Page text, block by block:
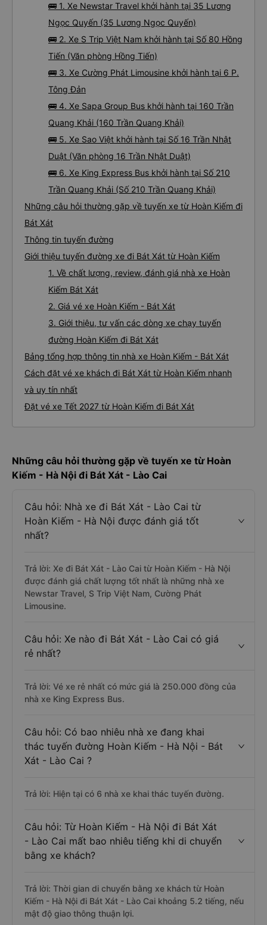
🚌 1. Xe Newstar Travel khởi hành tại 35 Lương
Ngọc Quyến (35 Lương Ngọc Quyến)
🚌 2. Xe S Trip Việt Nam khởi hành tại Số 80 Hồng
Tiến (Văn phòng Hồng Tiến)
🚌 3. Xe Cường Phát Limousine khởi hành tại 6 P.
Tông Đản
🚌 4. Xe Sapa Group Bus khởi hành tại 160 Trần
Quang Khải (160 Trần Quang Khải)
🚌 5. Xe Sao Việt khởi hành tại Số 16 Trần Nhật
Duật (Văn phòng 16 Trần Nhật Duật)
🚌 6. Xe King Express Bus khởi hành tại Số 210
Trần Quang Khải (Số 210 Trần Quang Khải)
Những câu hỏi thường gặp về tuyến xe từ Hoàn Kiếm đi
Bát Xát
Thông tin tuyến đường
Giới thiệu tuyến đường xe đi Bát Xát từ Hoàn Kiếm
1. Về chất lượng, review, đánh giá nhà xe Hoàn
Kiếm Bát Xát
2. Giá vé xe Hoàn Kiếm - Bát Xát
3. Giới thiệu, tư vấn các dòng xe chạy tuyến
đường Hoàn Kiếm đi Bát Xát
Bảng tổng hợp thông tin nhà xe Hoàn Kiếm - Bát Xát
Cách đặt vé xe khách đi Bát Xát từ Hoàn Kiếm nhanh
và uy tín nhất
Đặt vé xe Tết 2027 từ Hoàn Kiếm đi Bát Xát
Những câu hỏi thường gặp về tuyến xe từ Hoàn
Kiếm - Hà Nội đi Bát Xát - Lào Cai
Câu hỏi: Nhà xe đi Bát Xát - Lào Cai từ
Hoàn Kiếm - Hà Nội được đánh giá tốt
nhất?
Trả lời: Xe đi Bát Xát - Lào Cai từ Hoàn Kiếm - Hà Nội
được đánh giá chất lượng tốt nhất là những nhà xe
Newstar Travel, S Trip Việt Nam, Cường Phát
Limousine.
Câu hỏi: Xe nào đi Bát Xát - Lào Cai có giá
rẻ nhất?
Trả lời: Vé xe rẻ nhất có mức giá là 250.000 đồng của
nhà xe King Express Bus.
Câu hỏi: Có bao nhiêu nhà xe đang khai
thác tuyến đường Hoàn Kiếm - Hà Nội - Bát
Xát - Lào Cai ?
Trả lời: Hiện tại có 6 nhà xe khai thác tuyến đường.
Câu hỏi: Từ Hoàn Kiếm - Hà Nội đi Bát Xát
- Lào Cai mất bao nhiêu tiếng khi di chuyển
bằng xe khách?
Trả lời: Thời gian di chuyển bằng xe khách từ Hoàn
Kiếm - Hà Nội đi Bát Xát - Lào Cai khoảng 5.2 tiếng, nếu
mật độ giao thông thuận lợi.